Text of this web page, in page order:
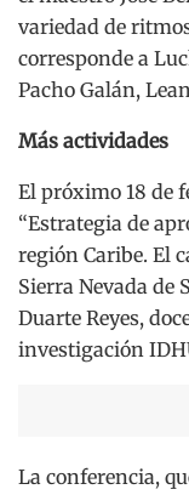
variedad de
corresponde a
Pacho Galán,
Más actividades
El próximo 18 de
“Estrategia de
región Caribe. El
Sierra Nevada de
Duarte Reyes,
investigación
La conferencia,